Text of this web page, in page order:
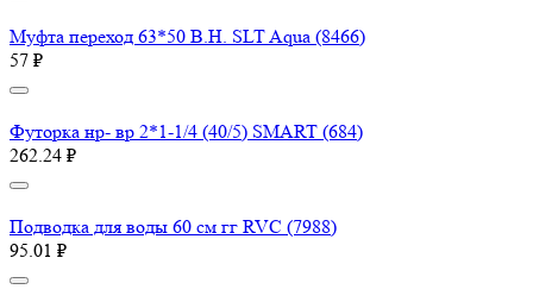
Муфта переход 63*50 В.Н. SLT Aqua (8466)
57 ₽
Футорка нр- вр 2*1-1/4 (40/5) SMART (684)
262.24 ₽
Подводка для воды 60 см гг RVC (7988)
95.01 ₽